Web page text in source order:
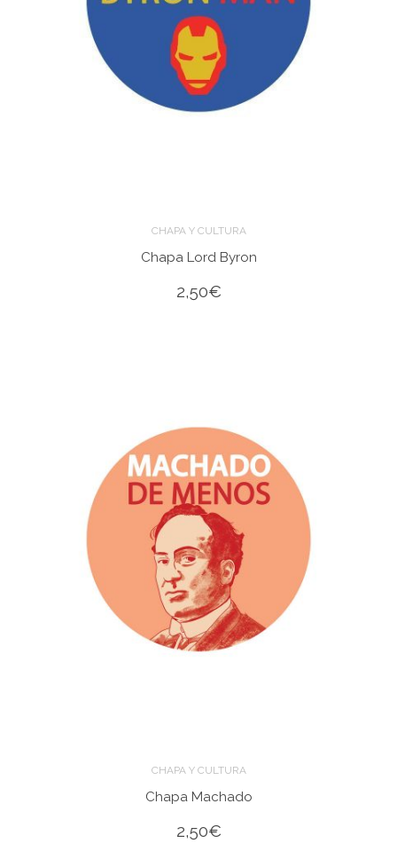
CHAPA Y CULTURA
Chapa Lord Byron
2,50€
CHAPA Y CULTURA
Chapa Machado
2,50€